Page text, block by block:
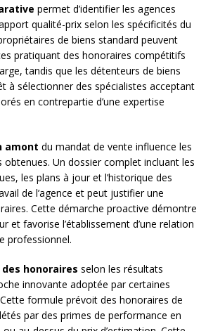
permet d’identifier les agences
qualité-prix selon les spécificités du
de biens standard peuvent
pratiquant des honoraires compétitifs
tandis que les détenteurs de biens
à sélectionner des spécialistes acceptant
en contrepartie d’une expertise
amont du mandat de vente influence les
Un dossier complet incluant les
les plans à jour et l’historique des
de l’agence et peut justifier une
Cette démarche proactive démontre
et favorise l’établissement d’une relation
professionnel.
honoraires selon les résultats
innovante adoptée par certaines
formule prévoit des honoraires de
par des primes de performance en